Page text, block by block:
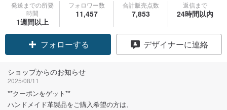
発送までの所要
時間
1週間以上
フォロワー数
11,457
合計販売点数
7,853
返信まで
24時間以内
クーポン取得
デザイナーに連絡
ショップからのお知らせ
2025/08/11
**クーポンをゲット**
ハンドメイド革製品をご購入希望の方は、